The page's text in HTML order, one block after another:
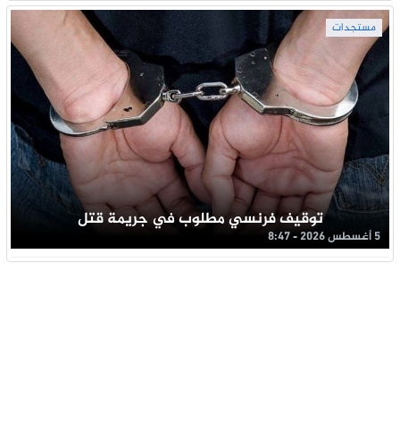
مستجدات
توقيف فرنسي مطلوب في جريمة قتل
5 أغسطس 2026 - 8:47